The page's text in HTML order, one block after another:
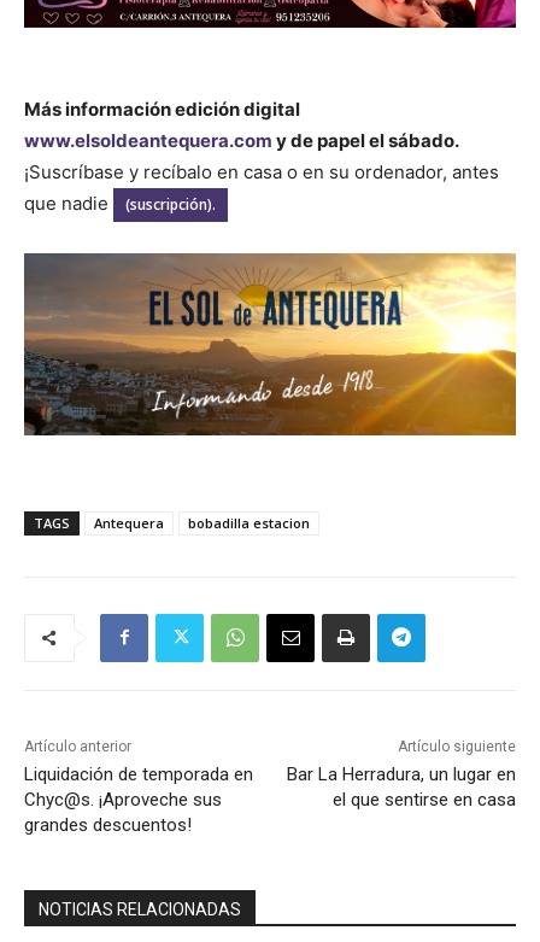
Más información edición digital
www.elsoldeantequera.com y de papel el sábado.
¡Suscríbase y recíbalo en casa o en su ordenador, antes
que nadie
(suscripción).
TAGS Antequera bobadilla estacion
Artículo anterior
Liquidación de temporada en
Chyc@s. ¡Aproveche sus
grandes descuentos!
Artículo siguiente
Bar La Herradura, un lugar en
el que sentirse en casa
NOTICIAS RELACIONADAS